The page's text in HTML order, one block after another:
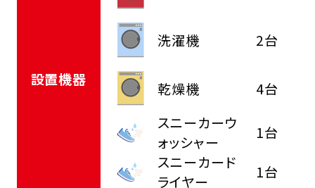
設置機器
洗濯機 2台
乾燥機
4台
スニーカーウ
ォッシャー
1台
スニーカード
ライヤー
1台